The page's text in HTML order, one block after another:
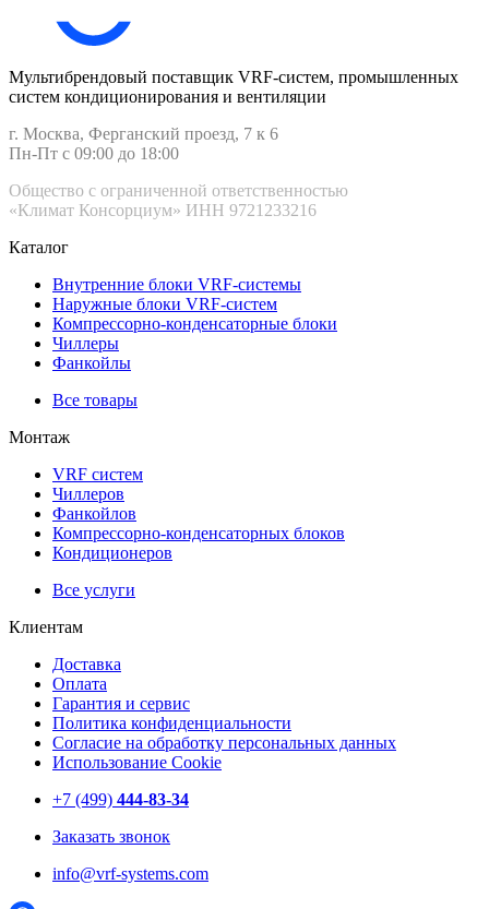
Мультибрендовый поставщик VRF-cистем, промышленных
систем кондиционирования и вентиляции
г. Москва, Ферганский проезд, 7 к 6
Пн-Пт с 09:00 до 18:00
Общество с ограниченной ответственностью
«Климат Консорциум» ИНН 9721233216
Каталог
Внутренние блоки VRF-cистемы
Наружные блоки VRF-cистем
Компрессорно-конденсаторные блоки
Чиллеры
Фанкойлы
Все товары
Монтаж
VRF систем
Чиллеров
Фанкойлов
Компрессорно-конденсаторных блоков
Кондиционеров
Все услуги
Клиентам
Доставка
Оплата
Гарантия и сервис
Политика конфиденциальности
Согласие на обработку персональных данных
Использование Cookie
+7 (499) 444-83-34
Заказать звонок
info@vrf-systems.com